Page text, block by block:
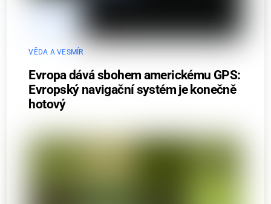
VĚDA A VESMÍR
Evropa dává sbohem americkému GPS:
Evropský navigační systém je konečně
hotový